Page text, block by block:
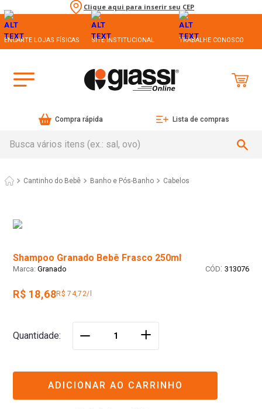
Clique aqui para inserir seu CEP
ENCARTE LOJAS FÍSICAS SITE INSTITUCIONAL TRABALHE CONOSCO
Compra rápida Lista de compras
Cantinho do Bebê Banho e Pós-Banho Cabelos
Shampoo Granado Bebê Frasco 250ml
Granado : 313076
R$ 18,68R$ 74,72/l
Quantidade ＋
ADICIONAR AO CARRINHO